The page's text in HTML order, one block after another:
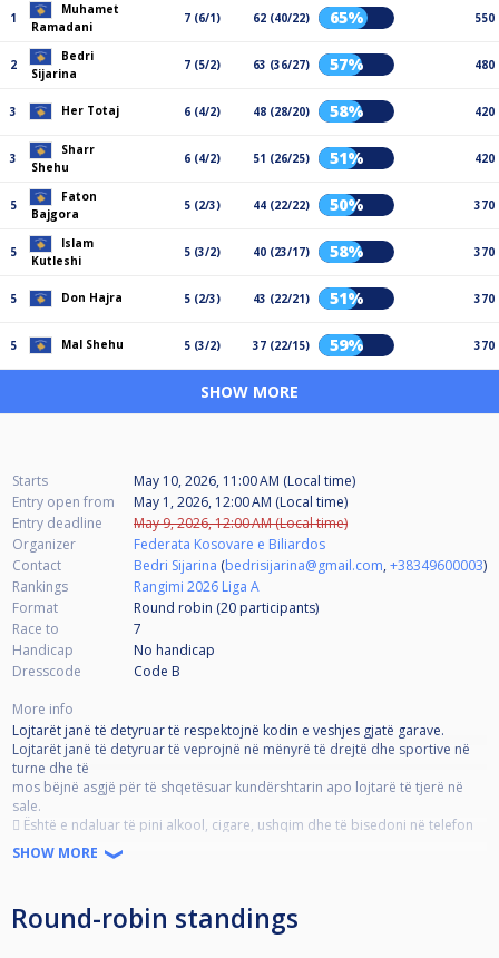
1
Muhamet
Ramadani
7 (6/1) 62 (40/22) 65% 550
2
Bedri
Sijarina
7 (5/2) 63 (36/27) 57% 480
3 Her Totaj 6 (4/2) 48 (28/20) 58% 420
3
Sharr
Shehu
6 (4/2) 51 (26/25) 51% 420
5
Faton
Bajgora
5 (2/3) 44 (22/22) 50% 370
5
Islam
Kutleshi
5 (3/2) 40 (23/17) 58% 370
5 Don Hajra 5 (2/3) 43 (22/21) 51% 370
5 Mal Shehu 5 (3/2) 37 (22/15) 59% 370
SHOW MORE
Starts
May 10, 2026, 11:00 AM (Local time)
Entry open from
May 1, 2026, 12:00 AM (Local time)
Entry deadline
May 9, 2026, 12:00 AM (Local time)
Organizer
Federata Kosovare e Biliardos
Contact
Bedri Sijarina (bedrisijarina@gmail.com,+38349600003)
Rankings
Rangimi 2026 Liga A
Format
Round robin (20 participants)
Race to
7
Handicap
No handicap
Dresscode
Code B
More info
Lojtarët janë të detyruar të respektojnë kodin e veshjes gjatë garave.
Lojtarët janë të detyruar të veprojnë në mënyrë të drejtë dhe sportive në
turne dhe të
mos bëjnë asgjë për të shqetësuar kundërshtarin apo lojtarë të tjerë në
sale.
 Është e ndaluar të pini alkool, cigare, ushqim dhe të bisedoni në telefon
gjatë
ndeshjes
gjatë lojës
 Ndalohet bërtima, sharja, fyerja ose ndonjë gjë tjetër që mund të
SHOW MORE
Round-robin standings